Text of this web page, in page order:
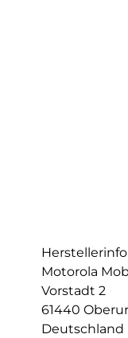
Motorola
Vorstadt 2
61440
Deutschland